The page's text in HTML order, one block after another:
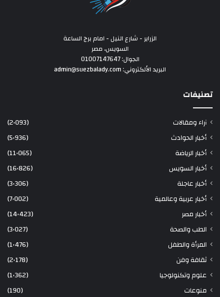
الزراير - شارع النيل - امام برج الساعة
السويس، مصر
الجوال: 01007147647
البريد الألكتروني: admin@suezbalady.com
تصنيفات
آراء ومقالات
(2٬093)
أخبار الحوادث
(5٬936)
أخبار الرياضة
(11٬065)
أخبار السويس
(16٬826)
أخبار عاجلة
(3٬306)
أخبار عربية وعالمية
(7٬002)
أخبار مصر
(14٬423)
الطب والصحة
(3٬027)
المرأة والطفل
(1٬476)
ثقافة وفن
(2٬178)
علوم وتكنولوجيا
(1٬362)
منوعات
(190)